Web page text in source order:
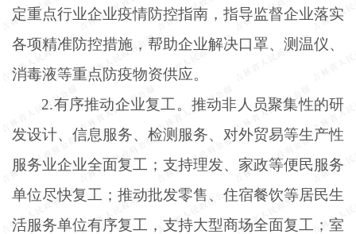
定重点行业企业疫情防控指南，指导监督企业落实
各项精准防控措施，帮助企业解决口罩、测温仪、
消毒液等重点防疫物资供应。
2.有序推动企业复工。推动非人员聚集性的研
发设计、信息服务、检测服务、对外贸易等生产性
服务业企业全面复工；支持理发、家政等便民服务
单位尽快复工；推动批发零售、住宿餐饮等居民生
活服务单位有序复工，支持大型商场全面复工；室